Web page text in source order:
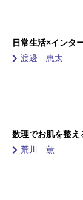
日常生活×インタ
渡邊 恵太
数理でお肌を整え
荒川 薫